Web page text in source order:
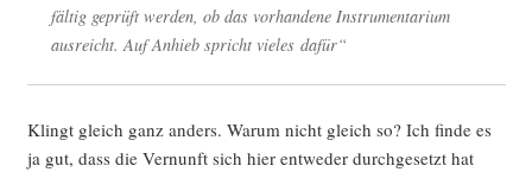
fäl­tig geprüft wer­den, ob das vor­han­de­ne Instru­men­ta­ri­um
aus­reicht. Auf Anhieb spricht vie­les dafür“
Klingt gleich ganz anders. War­um nicht gleich so? Ich fin­de es
ja gut, dass die Ver­nunft sich hier ent­we­der durch­ge­setzt hat